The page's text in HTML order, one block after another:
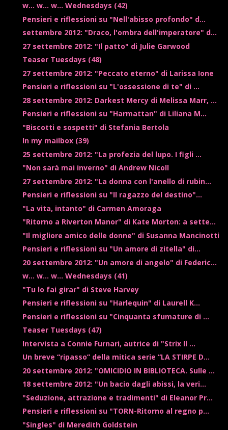
w... w... w... Wednesdays (42)
Pensieri e riflessioni su "Nell'abisso profondo" d...
settembre 2012: "Draco, l'ombra dell'imperatore" d...
27 settembre 2012: "Il patto" di Julie Garwood
Teaser Tuesdays (48)
27 settembre 2012: "Peccato eterno" di Larissa Ione
Pensieri e riflessioni su "L'ossessione di te" di ...
28 settembre 2012: Darkest Mercy di Melissa Marr, ...
Pensieri e riflessioni su "Harmattan" di Liliana M...
"Biscotti e sospetti" di Stefania Bertola
In my mailbox (39)
25 settembre 2012: "La profezia del lupo. I figli ...
"Non sarà mai inverno" di Andrew Nicoll
27 settembre 2012: "La donna con l'anello di rubin...
Pensieri e riflessioni su "Il ragazzo del destino"...
"La vita, intanto" di Carmen Amoraga
"Ritorno a Riverton Manor" di Kate Morton: a sette...
"Il migliore amico delle donne" di Susanna Mancinotti
Pensieri e riflessioni su "Un amore di zitella" di...
20 settembre 2012: "Un amore di angelo" di Federic...
w... w... w... Wednesdays (41)
"Tu lo fai girar" di Steve Harvey
Pensieri e riflessioni su "Harlequin" di Laurell K...
Pensieri e riflessioni su "Cinquanta sfumature di ...
Teaser Tuesdays (47)
Intervista a Connie Furnari, autrice di "Strix Il ...
Un breve “ripasso” della mitica serie “LA STIRPE D...
20 settembre 2012: "OMICIDIO IN BIBLIOTECA. Sulle ...
18 settembre 2012: "Un bacio dagli abissi, la veri...
"Seduzione, attrazione e tradimenti" di Eleanor Pr...
Pensieri e riflessioni su "TORN-Ritorno al regno p...
"Singles" di Meredith Goldstein